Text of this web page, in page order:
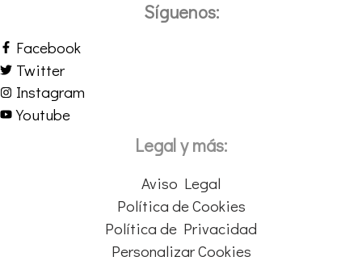
Síguenos:
Facebook
Twitter
Instagram
Youtube
Legal y más:
Aviso Legal
Política de Cookies
Política de Privacidad
Personalizar Cookies